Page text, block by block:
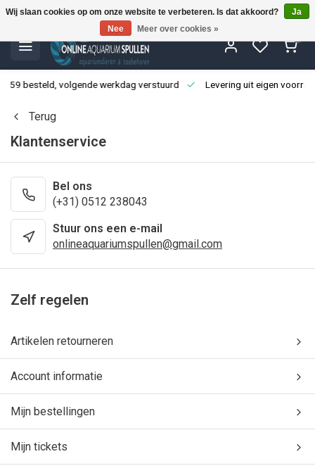
besteld, volgende werkdag verstuurd Levering uit eigen
Terug
Klantenservice
Bel ons
(+31) 0512 238043
Stuur ons een e-mail
onlineaquariumspullen@gmail.com
Zelf regelen
Artikelen retourneren
Account informatie
Mijn bestellingen
Mijn tickets
Wij slaan cookies op om onze website te verbeteren. Is dat akkoord?
Ja
Nee
Meer over cookies »